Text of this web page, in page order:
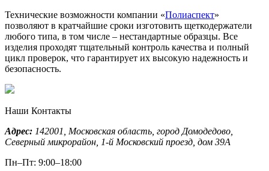
Технические возможности компании «Полиаспект»
позволяют в кратчайшие сроки изготовить щеткодержатели
любого типа, в том числе – нестандартные образцы. Все
изделия проходят тщательный контроль качества и полный
цикл проверок, что гарантирует их высокую надежность и
безопасность.
Наши Контакты
Адрес: 142001, Московская область, город Домодедово
Северный микрорайон, 1-й Московский проезд, дом 39А
Пн–Пт: 9:00–18:00